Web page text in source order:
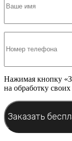
Нажимая кнопку
на обработку своих